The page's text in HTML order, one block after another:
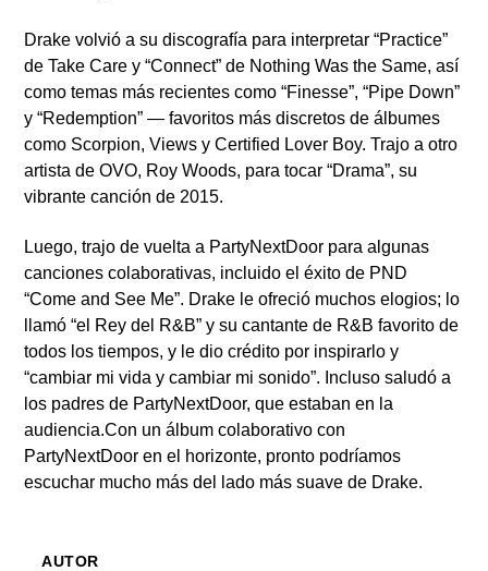
Drake volvió a su discografía para interpretar “Practice”
de Take Care y “Connect” de Nothing Was the Same, así
como temas más recientes como “Finesse”, “Pipe Down”
y “Redemption” — favoritos más discretos de álbumes
como Scorpion, Views y Certified Lover Boy. Trajo a otro
artista de OVO, Roy Woods, para tocar “Drama”, su
vibrante canción de 2015.
Luego, trajo de vuelta a PartyNextDoor para algunas
canciones colaborativas, incluido el éxito de PND
“Come and See Me”. Drake le ofreció muchos elogios; lo
llamó “el Rey del R&B” y su cantante de R&B favorito de
todos los tiempos, y le dio crédito por inspirarlo y
“cambiar mi vida y cambiar mi sonido”. Incluso saludó a
los padres de PartyNextDoor, que estaban en la
audiencia.Con un álbum colaborativo con
PartyNextDoor en el horizonte, pronto podríamos
escuchar mucho más del lado más suave de Drake.
AUTOR